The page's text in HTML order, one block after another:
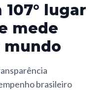
lugar
mede
mundo
brasileiro